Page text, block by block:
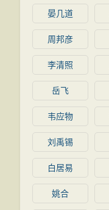
晏几道
周邦彦
李清照
岳飞
韦应物
刘禹锡
白居易
姚合